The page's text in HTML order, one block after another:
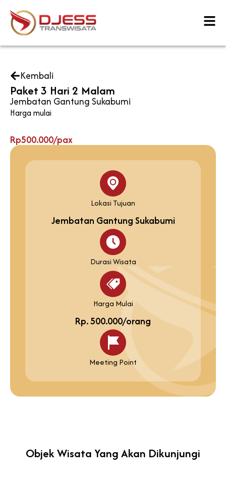
content
Kembali
Paket 3 Hari 2 Malam
Jembatan Gantung Sukabumi
Harga mulai
Rp500.000/pax
Lokasi Tujuan
Jembatan Gantung Sukabumi
Durasi Wisata
Harga Mulai
Rp. 500.000/orang
Meeting Point
Objek Wisata Yang Akan Dikunjungi